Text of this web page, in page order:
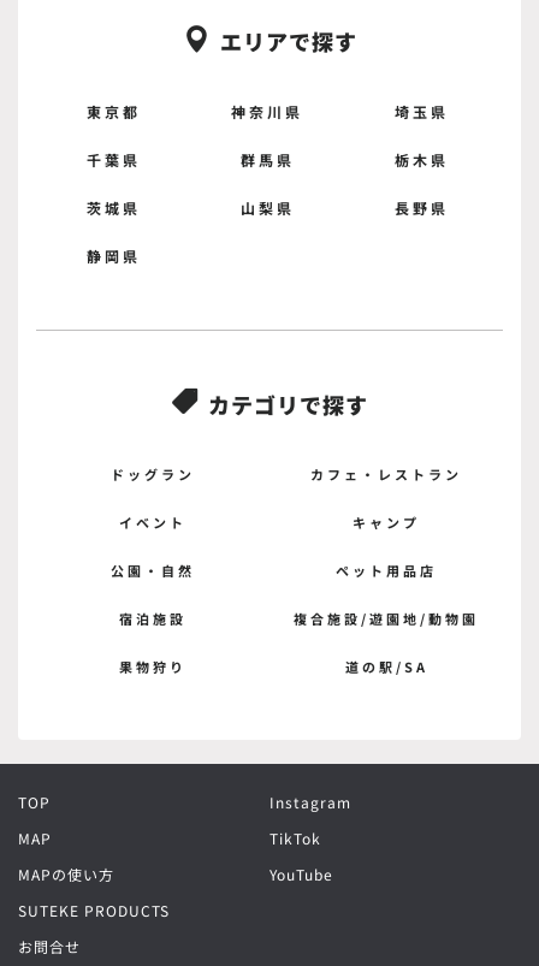
 エリアで探す
東京都 神奈川県 埼玉県
千葉県 群馬県 栃木県
茨城県 山梨県 長野県
静岡県
 カテゴリで探す
ドッグラン カフェ・レストラン
イベント キャンプ
公園・自然 ペット用品店
宿泊施設 複合施設/遊園地/動物園
果物狩り 道の駅/SA
TOP
Instagram
MAP
TikTok
MAPの使い方
YouTube
SUTEKE PRODUCTS
お問合せ